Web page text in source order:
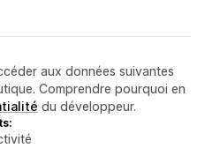
aux données suivantes
Comprendre pourquoi en
du développeur.